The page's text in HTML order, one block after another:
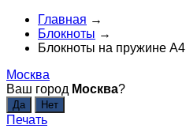
Главная →
Блокноты →
Блокноты на пружине А4
Москва
Ваш город Москва?
Печать